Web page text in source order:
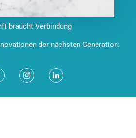
braucht Verbindung
der nächsten Generation: